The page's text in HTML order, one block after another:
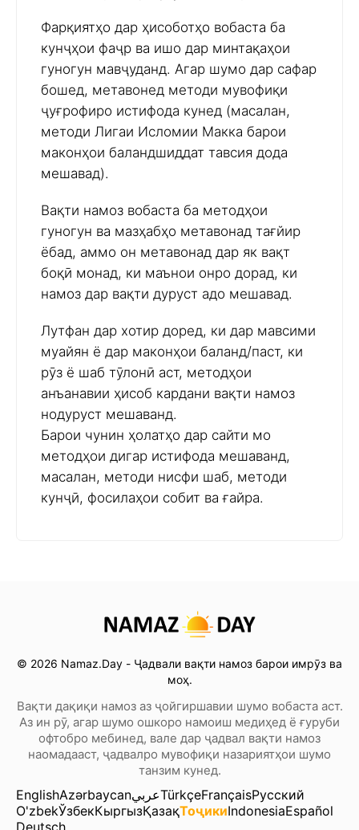
Фарқиятҳо дар ҳисоботҳо вобаста ба
кунҷҳои фаҷр ва ишо дар минтақаҳои
гуногун мавҷуданд. Агар шумо дар сафар
бошед, метавонед методи мувофиқи
ҷуғрофиро истифода кунед (масалан,
методи Лигаи Исломии Макка барои
маконҳои баландшиддат тавсия дода
мешавад).
Вақти намоз вобаста ба методҳои
гуногун ва мазҳабҳо метавонад тағйир
ёбад, аммо он метавонад дар як вақт
боқӣ монад, ки маънои онро дорад, ки
намоз дар вақти дуруст адо мешавад.
Лутфан дар хотир доред, ки дар мавсими
муайян ё дар маконҳои баланд/паст, ки
рӯз ё шаб тӯлонӣ аст, методҳои
анъанавии ҳисоб кардани вақти намоз
нодуруст мешаванд.
Барои чунин ҳолатҳо дар сайти мо
методҳои дигар истифода мешаванд,
масалан, методи нисфи шаб, методи
кунҷӣ, фосилаҳои собит ва ғайра.
© 2026 Namaz.Day - Ҷадвали вақти намоз барои имрӯз ва
моҳ.
Вақти дақиқи намоз аз ҷойгиршавии шумо вобаста аст.
Аз ин рӯ, агар шумо ошкоро намоиш медиҳед ё ғуруби
офтобро мебинед, вале дар ҷадвал вақти намоз
наомадааст, ҷадвалро мувофиқи назариятҳои шумо
танзим кунед.
EnglishAzərbaycanعربيTürkçeFrançaisРусский
O'zbekЎзбекКыргызҚазақТоҷикиIndonesiaEspañol